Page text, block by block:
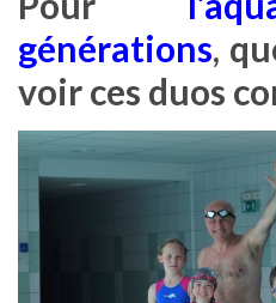
générations,
voir ces duos